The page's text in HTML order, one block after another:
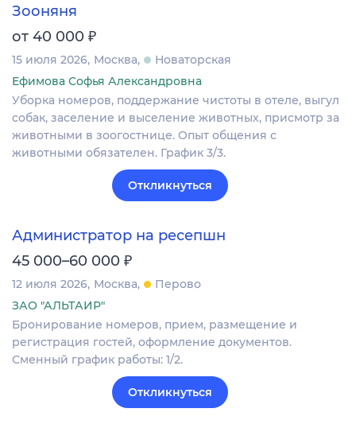
Зооняня
от 40 000 ₽
15 июля 2026 Москва
Новаторская
Ефимова Софья Александровна
Уборка номеров, поддержание чистоты в отеле, выгул
собак, заселение и выселение животных, присмотр за
животными в зоогостнице. Опыт общения с
животными обязателен. График 3/3.
Откликнуться
Администратор на ресепшн
45 000–60 000 ₽
12 июля 2026 Москва
Перово
ЗАО "АЛЬТАИР"
Бронирование номеров, прием, размещение и
регистрация гостей, оформление документов.
Сменный график работы: 1/2.
Откликнуться